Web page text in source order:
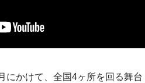
にかけて、全国4ヶ所を回る舞台